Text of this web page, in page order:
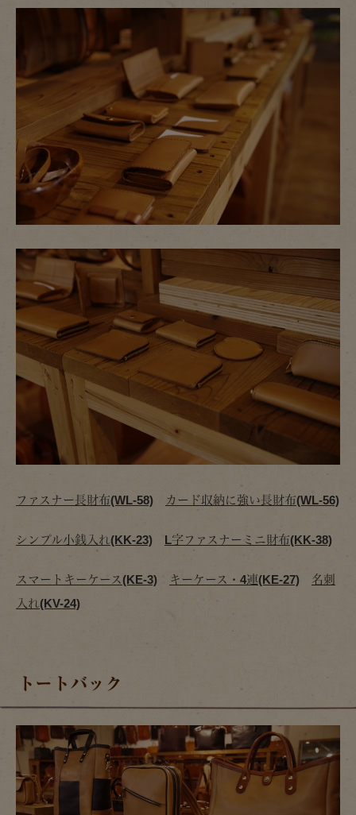
ファスナー長財布(WL-58) カード収納に強い長財布(WL-56)
シンプル小銭入れ(KK-23) L字ファスナーミニ財布(KK-38)
スマートキーケース(KE-3) キーケース・4連(KE-27)
名刺
入れ(KV-24)
トートバック